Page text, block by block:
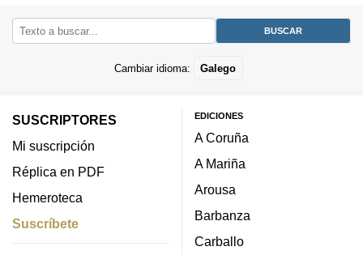
Cambiar idioma: Galego
SUSCRIPTORES
Mi suscripción
Réplica en PDF
Hemeroteca
Suscríbete
EDICIONES
A Coruña
A Mariña
Arousa
Barbanza
Carballo